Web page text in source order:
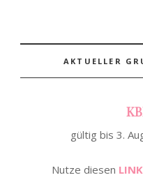
AKTUELLER
gültig bis 3.
Nutze diesen LINK